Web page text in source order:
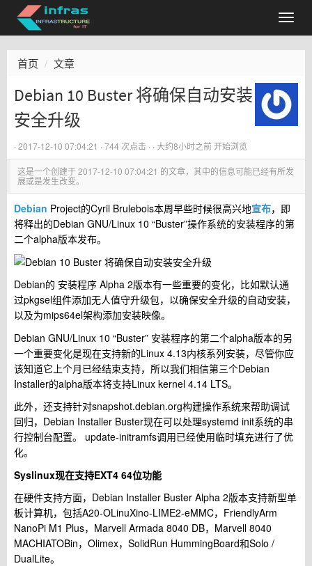
首页 文章
Debian 10 Buster 将确保自动安装
安全升级
· 2017-12-10 07:04:21 · 744 次点击 · · 大约8小时之前开始浏览
这是一个创建于2017-12-10 07:04:21 的文章，其中的信息可能已经有所发
展或是发生改变。
Debian Project的Cyril Brulebois本周早些时候很高兴地宣布，即
将释出的Debian GNU/Linux 10 “Buster”操作系统的安装程序的第
二个alpha版本发布。
Debian的 安装程序 Alpha 2版本有一些重要的变化，比如默认通
过pkgsel组件添加无人值守升级包，以确保安全升级的自动安装，
以及为mips64el架构添加安装映像。
Debian GNU/Linux 10 “Buster” 安装程序的第二个alpha版本的另
一个重要变化是现在支持新的Linux 4.13内核系列安装，尽管你应
该知道它上个月已经结束支持，所以我们相信第三个Debian
Installer的alpha版本将支持Linux kernel 4.14 LTS。
此外，还支持针对snapshot.debian.org构建操作系统来帮助调试
回归，Debian Installer Buster现在可以处理systemd init系统的串
行控制台配置。 update-initramfs调用已经使用临时填充进行了优
化。
Syslinux现在支持EXT4 64位功能
在硬件支持方面，Debian Installer Buster Alpha 2版本支持新型单
板计算机，包括A20-OLinuXino-LIME2-eMMC，FriendlyArm
NanoPi M1 Plus，Marvell Armada 8040 DB，Marvell 8040
MACHIATOBin，Olimex，SolidRun HummingBoard和Solo /
DualLite。